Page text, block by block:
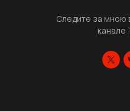
Следите за мною
канале